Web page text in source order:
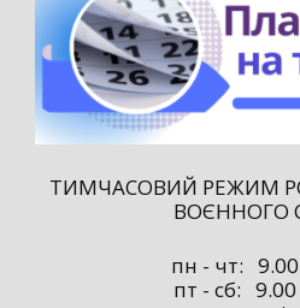
ТИМЧАСОВИЙ РЕЖИМ
ВОЄННОГО
пн - чт:
пт - сб: 9.00